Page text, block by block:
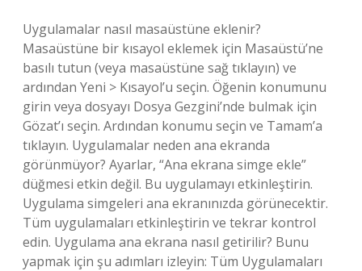
Uygulamalar nasıl masaüstüne eklenir?
Masaüstüne bir kısayol eklemek için Masaüstü’ne
basılı tutun (veya masaüstüne sağ tıklayın) ve
ardından Yeni > Kısayol’u seçin. Öğenin konumunu
girin veya dosyayı Dosya Gezgini’nde bulmak için
Gözat’ı seçin. Ardından konumu seçin ve Tamam’a
tıklayın. Uygulamalar neden ana ekranda
görünmüyor? Ayarlar, “Ana ekrana simge ekle”
düğmesi etkin değil. Bu uygulamayı etkinleştirin.
Uygulama simgeleri ana ekranınızda görünecektir.
Tüm uygulamaları etkinleştirin ve tekrar kontrol
edin. Uygulama ana ekrana nasıl getirilir? Bunu
yapmak için şu adımları izleyin: Tüm Uygulamaları